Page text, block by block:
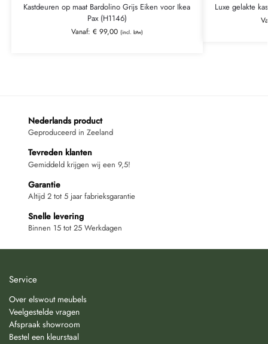
Kastdeuren op maat Bardolino Grijs Eiken voor Ikea
Pax (H1146)
Vanaf: €99,00 (incl. btw)
Luxe gelakte
Nederlands product
Geproduceerd in Zeeland
Tevreden klanten
Gemiddeld krijgen wij een 9,5!
Garantie
Altijd 2 tot 5 jaar fabrieksgarantie
Snelle levering
Binnen 15 tot 25 Werkdagen
Service
Over elswout meubels
Veelgestelde vragen
Afspraak showroom
Bestel een kleurstaal